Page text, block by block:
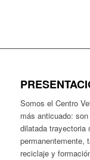
Somos el Centro
más anticuado:
dilatada trayectoria
permanentemente,
reciclaje y